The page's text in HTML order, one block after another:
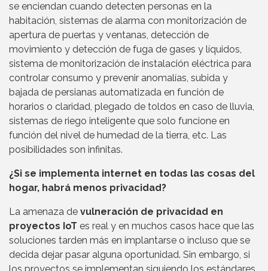
se enciendan cuando detecten personas en la
habitación, sistemas de alarma con monitorización de
apertura de puertas y ventanas, detección de
movimiento y detección de fuga de gases y líquidos,
sistema de monitorización de instalación eléctrica para
controlar consumo y prevenir anomalías, subida y
bajada de persianas automatizada en función de
horarios o claridad, plegado de toldos en caso de lluvia,
sistemas de riego inteligente que solo funcione en
función del nivel de humedad de la tierra, etc. Las
posibilidades son infinitas.
¿Si se implementa internet en todas las cosas del
hogar, habrá menos privacidad?
La amenaza de vulneración de privacidad en
proyectos IoT es real y en muchos casos hace que las
soluciones tarden más en implantarse o incluso que se
decida dejar pasar alguna oportunidad. Sin embargo, si